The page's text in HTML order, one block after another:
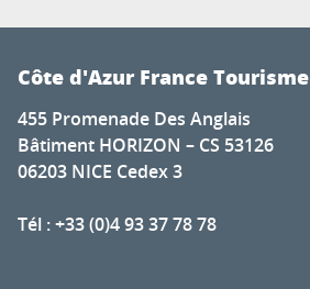
Côte d'Azur France Tourisme
455 Promenade Des Anglais
Bâtiment HORIZON – CS 53126
06203 NICE Cedex 3
Tél : +33 (0)4 93 37 78 78